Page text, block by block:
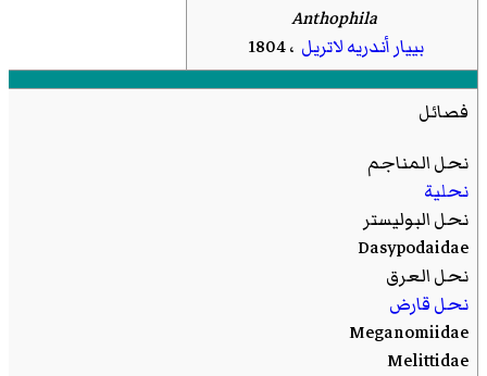
Anthophila
بييار أندريه لاتريل ، 1804
فصائل
نحل المناجم
نحلية
نحل البوليستر
Dasypodaidae
نحل العرق
نحل قارض
Meganomiidae
Melittidae